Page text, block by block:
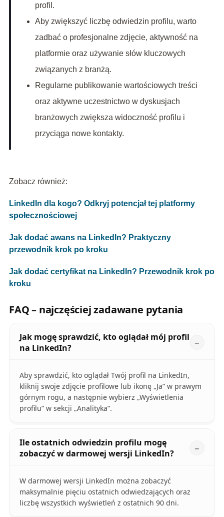
profil.
Aby zwiększyć liczbę odwiedzin profilu, warto
zadbać o profesjonalne zdjęcie, aktywność na
platformie oraz używanie słów kluczowych
związanych z branżą.
Regularne publikowanie wartościowych treści
oraz aktywne uczestnictwo w dyskusjach
branżowych zwiększa widoczność profilu i
przyciąga nowe kontakty.
Zobacz również:
LinkedIn dla kogo? Odkryj potencjał tej platformy
społecznościowej
Jak dodać awans na LinkedIn? Praktyczny
przewodnik krok po kroku
Jak dodać certyfikat na LinkedIn? Przewodnik krok po
kroku
FAQ – najczęściej zadawane pytania
Jak mogę sprawdzić, kto oglądał mój profil
na LinkedIn?
Aby sprawdzić, kto oglądał Twój profil na LinkedIn,
kliknij swoje zdjęcie profilowe lub ikonę „Ja” w prawym
górnym rogu, a następnie wybierz „Wyświetlenia
profilu” w sekcji „Analityka”.
Ile ostatnich odwiedzin profilu mogę
zobaczyć w darmowej wersji LinkedIn?
W darmowej wersji LinkedIn można zobaczyć
maksymalnie pięciu ostatnich odwiedzających oraz
liczbę wszystkich wyświetleń z ostatnich 90 dni.